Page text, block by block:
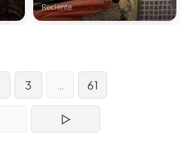
Reciente
3 … 61
▷